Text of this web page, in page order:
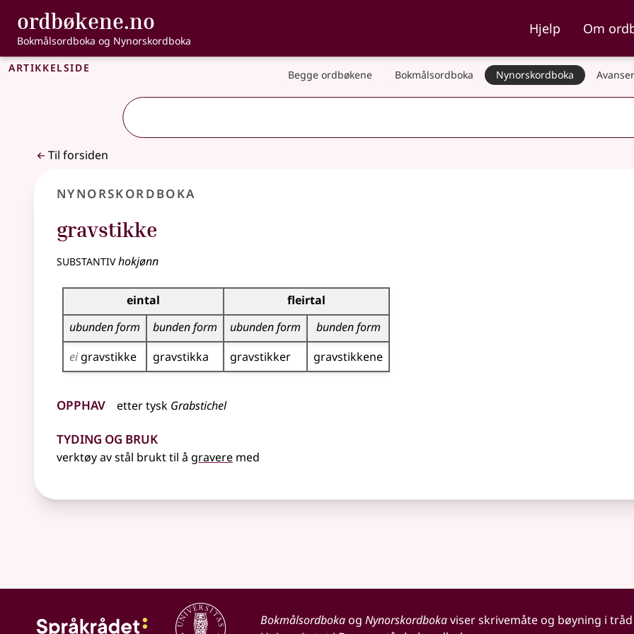
Gå til hovedinnhold
Tilgjengelighet
ordbøkene.no , Bokmålsordboka og Nynorskordboka
Bokmålsordboka og Nynorskordboka
Hjelp Om
Artikkelside Begge ordbøkene Bokmålsordboka Nynorskordboka
Til forsiden
Nynorskordboka
gravstikke
substantivhokjønn
Bøyningstabell for dette substantivet
eintal
fleirtal
ubunden form
bunden form ubunden form
bunden form
ei gravstikke gravstikka gravstikker gravstikkene
Opphav ettertysk Grabstichel
Tyding og bruk
verktøy av stål brukt til å gravere med
Bokmålsordbokaog Nynorskordbokaviser skrivemåte og bøyning i